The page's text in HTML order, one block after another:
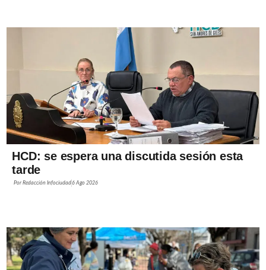
HCD: se espera una discutida sesión esta
tarde
PorRedacción Infociudad6 Ago 2026